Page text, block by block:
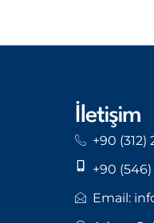
İletişim
+90 (312)
+90
Email: